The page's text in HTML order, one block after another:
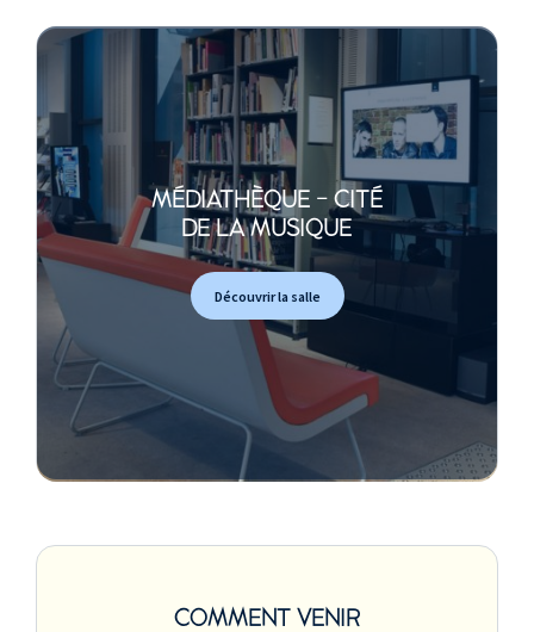
MÉDIATHÈQUE - CITÉ
DE LA MUSIQUE
Découvrir la salle
COMMENT VENIR